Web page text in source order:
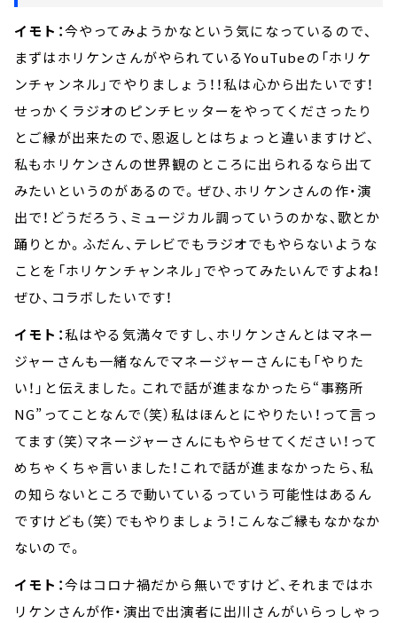
イモト：今やってみようかなという気になっているので、
まずはホリケンさんがやられているYouTubeの「ホリケ
ンチャンネル」でやりましょう！！私は心から出たいです！
せっかくラジオのピンチヒッターをやってくださったり
とご縁が出来たので、恩返しとはちょっと違いますけど、
私もホリケンさんの世界観のところに出られるなら出て
みたいというのがあるので。ぜひ、ホリケンさんの作・演
出で！どうだろう、ミュージカル調っていうのかな、歌とか
踊りとか。ふだん、テレビでもラジオでもやらないような
ことを「ホリケンチャンネル」でやってみたいんですよね！
ぜひ、コラボしたいです！
イモト：私はやる気満々ですし、ホリケンさんとはマネー
ジャーさんも一緒なんでマネージャーさんにも「やりた
い！」と伝えました。これで話が進まなかったら“事務所
NG”ってことなんで（笑）私はほんとにやりたい！って言っ
てます（笑）マネージャーさんにもやらせてください！って
めちゃくちゃ言いました！これで話が進まなかったら、私
の知らないところで動いているっていう可能性はあるん
ですけども（笑）でもやりましょう！こんなご縁もなかなか
ないので。
イモト：今はコロナ禍だから無いですけど、それまではホ
リケンさんが作・演出で出演者に出川さんがいらっしゃっ